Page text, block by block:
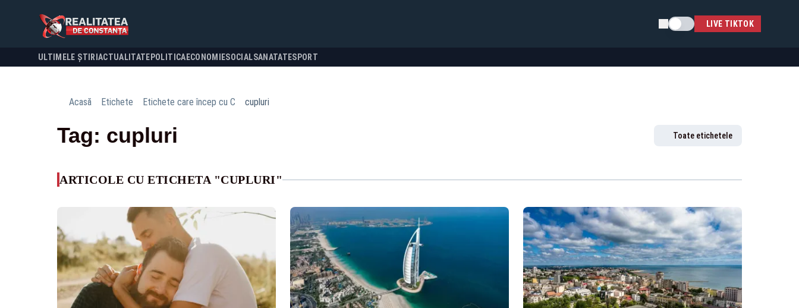
Schimba temaLIVE TIKTOK
ULTIMELE ȘTIRI ACTUALITATE POLITICA ECONOMIESOCIALSANATATESPORT
Acasă Etichete Etichete care încep cu C cupluri
Tag: cupluri Toate etichetele
ARTICOLE CU ETICHETA "CUPLURI"